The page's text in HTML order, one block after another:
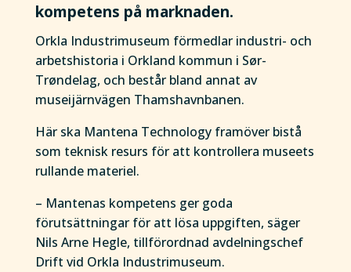
kompetens på marknaden.
Orkla Industrimuseum förmedlar industri- och
arbetshistoria i Orkland kommun i Sør-
Trøndelag, och består bland annat av
museijärnvägen Thamshavnbanen.
Här ska Mantena Technology framöver bistå
som teknisk resurs för att kontrollera museets
rullande materiel.
– Mantenas kompetens ger goda
förutsättningar för att lösa uppgiften, säger
Nils Arne Hegle, tillförordnad avdelningschef
Drift vid Orkla Industrimuseum.